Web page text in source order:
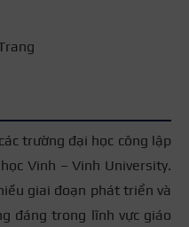
trường đại học công lập
Vinh – Vinh University.
giai đoạn phát triển và
đáng trong lĩnh vực giáo